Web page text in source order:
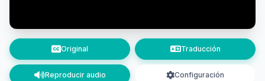
Original Traducción
Reproducir audio Configuración